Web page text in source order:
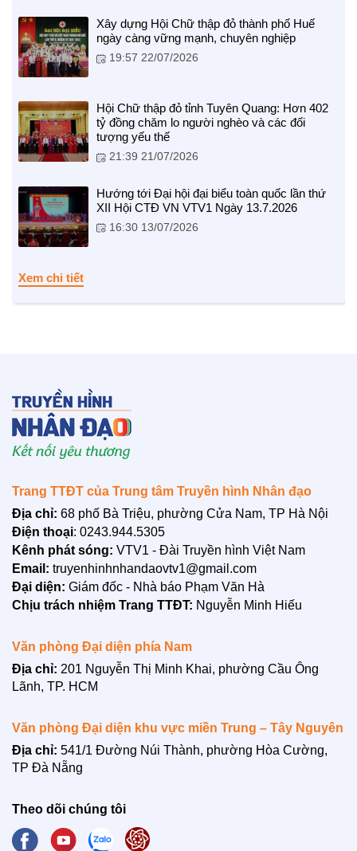
NHỊP CẦU NHÂN ÁI
Nhịp cầu Nhân ái VTV1
Xây dựng Hội Chữ thập đỏ thành phố Huế
ngày càng vững mạnh, chuyên nghiệp
19:57 22/07/2026
Hội Chữ thập đỏ tỉnh Tuyên Quang: Hơn 402
tỷ đồng chăm lo người nghèo và các đối
tượng yếu thế
21:39 21/07/2026
Hướng tới Đại hội đại biểu toàn quốc lần thứ
XII Hội CTĐ VN VTV1 Ngày 13.7.2026
16:30 13/07/2026
Xem chi tiết
Trang TTĐT của Trung tâm Truyền hình Nhân đạo
Địa chỉ: 68 phố Bà Triệu, phường Cửa Nam, TP Hà Nội
Điện thoại: 0243.944.5305
Kênh phát sóng: VTV1 - Đài Truyền hình Việt Nam
Email: truyenhinhnhandaovtv1@gmail.com
Đại diện: Giám đốc - Nhà báo Phạm Văn Hà
Chịu trách nhiệm Trang TTĐT: Nguyễn Minh Hiếu
Văn phòng Đại diện phía Nam
Địa chỉ: 201 Nguyễn Thị Minh Khai, phường Cầu Ông
Lãnh, TP. HCM
Văn phòng Đại diện khu vực miền Trung – Tây Nguyên
Địa chỉ: 541/1 Đường Núi Thành, phường Hòa Cường,
TP Đà Nẵng
Theo dõi chúng tôi